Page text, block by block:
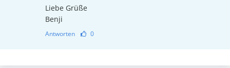
Liebe Grüße
Benji
Antworten 0